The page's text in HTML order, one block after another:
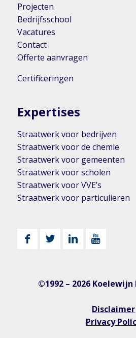
Projecten
Bedrijfsschool
Vacatures
Contact
Offerte aanvragen
Certificeringen
Expertises
Straatwerk voor bedrijven
Straatwerk voor de chemie
Straatwerk voor gemeenten
Straatwerk voor scholen
Straatwerk voor VVE’s
Straatwerk voor particulieren
©1992 – 2026
Disclaimer
Privacy